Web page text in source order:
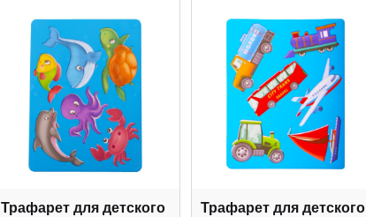
Трафарет для детского
Трафарет для детского